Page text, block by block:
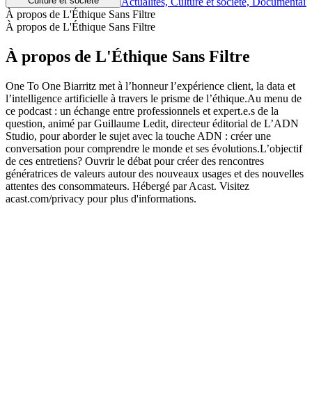
À propos de L'Éthique Sans Filtre
À propos de L'Éthique Sans Filtre
À propos de L'Éthique Sans Filtre
One To One Biarritz met à l’honneur l’expérience client, la data et
l’intelligence artificielle à travers le prisme de l’éthique.Au menu de
ce podcast : un échange entre professionnels et expert.e.s de la
question, animé par Guillaume Ledit, directeur éditorial de L’ADN
Studio, pour aborder le sujet avec la touche ADN : créer une
conversation pour comprendre le monde et ses évolutions.L’objectif
de ces entretiens? Ouvrir le débat pour créer des rencontres
génératrices de valeurs autour des nouveaux usages et des nouvelles
attentes des consommateurs. Hébergé par Acast. Visitez
acast.com/privacy pour plus d'informations.